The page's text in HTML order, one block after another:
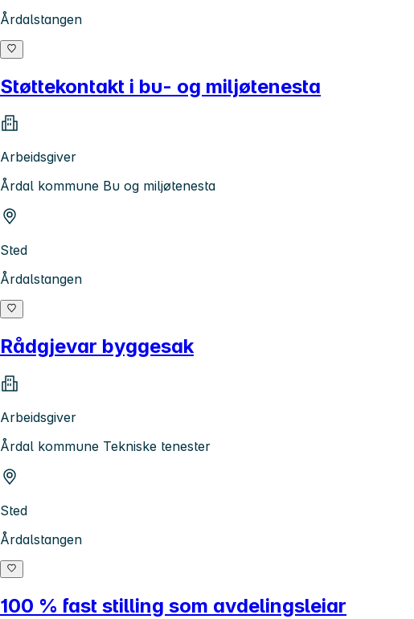
Årdalstangen
Støttekontakt i bu- og miljøtenesta
Arbeidsgiver
Årdal kommune Bu og miljøtenesta
Sted
Årdalstangen
Rådgjevar byggesak
Arbeidsgiver
Årdal kommune Tekniske tenester
Sted
Årdalstangen
100 % fast stilling som avdelingsleiar